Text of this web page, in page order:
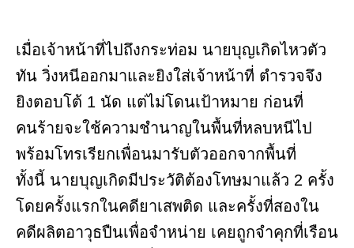
เมื่อเจ้าหน้าที่ไปถึงกระท่อม นายบุญเกิดไหวตัว
ทัน วิ่งหนีออกมาและยิงใส่เจ้าหน้าที่ ตำรวจจึง
ยิงตอบโต้ 1 นัด แต่ไม่โดนเป้าหมาย ก่อนที่
คนร้ายจะใช้ความชำนาญในพื้นที่หลบหนีไป
พร้อมโทรเรียกเพื่อนมารับตัวออกจากพื้นที่
ทั้งนี้ นายบุญเกิดมีประวัติต้องโทษมาแล้ว 2 ครั้ง
โดยครั้งแรกในคดียาเสพติด และครั้งที่สองใน
คดีผลิตอาวุธปืนเพื่อจำหน่าย เคยถูกจำคุกที่เรือน